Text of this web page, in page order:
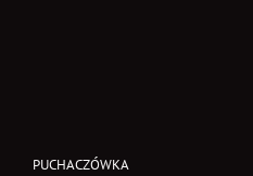
PUCHACZÓWKA